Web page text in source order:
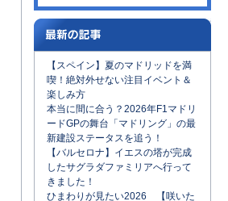
【スペイン】夏のマドリッドを満
喫！絶対外せない注目イベント＆
楽しみ方
本当に間に合う？2026年F1マドリ
ードGPの舞台「マドリング」の最
新建設ステータスを追う！
【バルセロナ】イエスの塔が完成
したサグラダファミリアへ行って
きました！
ひまわりが見たい2026 【咲いた